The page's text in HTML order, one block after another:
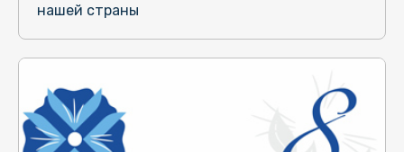
нашей страны